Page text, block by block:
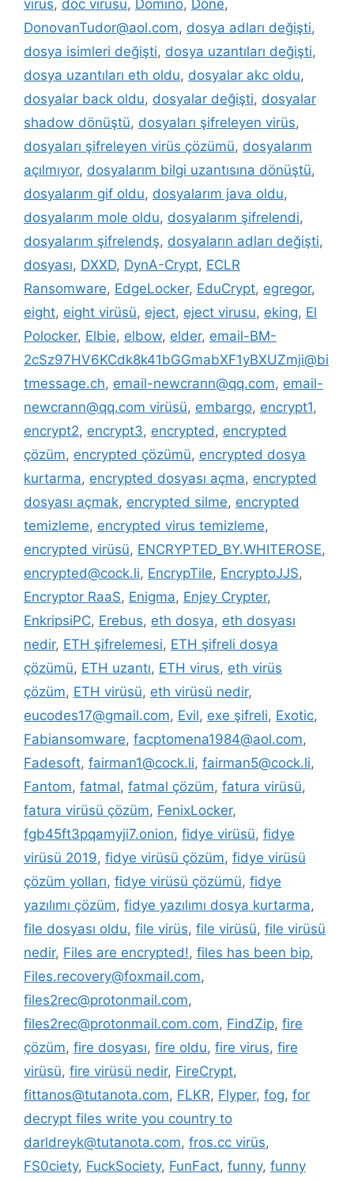
virüs, doc virüsü, Domino, Done,
DonovanTudor@aol.com, dosya adları değişti,
dosya isimleri değişti, dosya uzantıları değişti,
dosya uzantıları eth oldu, dosyalar akc oldu,
dosyalar back oldu, dosyalar değişti, dosyalar
shadow dönüştü, dosyaları şifreleyen virüs,
dosyaları şifreleyen virüs çözümü, dosyalarım
açılmıyor, dosyalarım bilgi uzantısına dönüştü,
dosyalarım gif oldu, dosyalarım java oldu,
dosyalarım mole oldu, dosyalarım şifrelendi,
dosyalarım şifrelendş, dosyaların adları değişti,
dosyası, DXXD, DynA-Crypt, ECLR
Ransomware, EdgeLocker, EduCrypt, egregor,
eight, eight virüsü, eject, eject virusu, eking, El
Polocker, Elbie, elbow, elder, email-BM-
2cSz97HV6KCdk8k41bGGmabXF1yBXUZmji@bi
tmessage.ch, email-newcrann@qq.com, email-
newcrann@qq.com virüsü, embargo, encrypt1,
encrypt2, encrypt3, encrypted, encrypted
çözüm, encrypted çözümü, encrypted dosya
kurtarma, encrypted dosyası açma, encrypted
dosyası açmak, encrypted silme, encrypted
temizleme, encrypted virus temizleme,
encrypted virüsü, ENCRYPTED_BY.WHITEROSE,
encrypted@cock.li, EncrypTile, EncryptoJJS,
Encryptor RaaS, Enigma, Enjey Crypter,
EnkripsiPC, Erebus, eth dosya, eth dosyası
nedir, ETH şifrelemesi, ETH şifreli dosya
çözümü, ETH uzantı, ETH virus, eth virüs
çözüm, ETH virüsü, eth virüsü nedir,
eucodes17@gmail.com, Evil, exe şifreli, Exotic,
Fabiansomware, facptomena1984@aol.com,
Fadesoft, fairman1@cock.li, fairman5@cock.li,
Fantom, fatmal, fatmal çözüm, fatura virüsü,
fatura virüsü çözüm, FenixLocker,
fgb45ft3pqamyji7.onion, fidye virüsü, fidye
virüsü 2019, fidye virüsü çözüm, fidye virüsü
çözüm yolları, fidye virüsü çözümü, fidye
yazılımı çözüm, fidye yazılımı dosya kurtarma,
file dosyası oldu, file virüs, file virüsü, file virüsü
nedir, Files are encrypted!, files has been bip,
Files.recovery@foxmail.com,
files2rec@protonmail.com,
files2rec@protonmail.com.com, FindZip, fire
çözüm, fire dosyası, fire oldu, fire virus, fire
virüsü, fire virüsü nedir, FireCrypt,
fittanos@tutanota.com, FLKR, Flyper, fog, for
decrypt files write you country to
darldreyk@tutanota.com, fros.cc virüs,
FS0ciety, FuckSociety, FunFact, funny, funny